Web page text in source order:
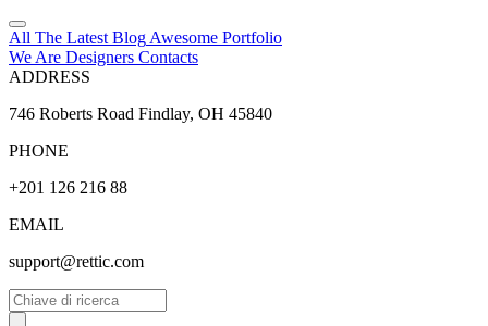
All The Latest Blog Awesome Portfolio
We Are Designers Contacts
ADDRESS
746 Roberts Road Findlay, OH 45840
PHONE
+201 126 216 88
EMAIL
support@rettic.com
Cerca